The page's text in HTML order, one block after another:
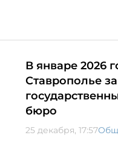
В январе 2026
Ставрополье
бюро
25 декабря, 17:57